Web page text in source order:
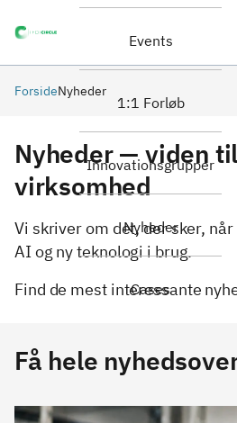
Events
1:1 Forløb
Innovationsgrupper
Nyheder
Cases
ForsideNyheder
Nyheder — viden
virksomhed
Vi skriver om det, der sker,
AI og ny teknologi i brug.
Find de mest interessante
Få hele